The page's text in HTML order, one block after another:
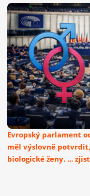
Evropský parlament
měl výslovně
biologické ženy. ...